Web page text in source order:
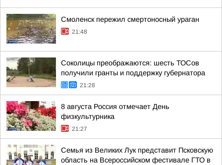
Смоленск пережил смертоносный ураган
21:48
Соколицы преображаются: шесть ТОСов
получили гранты и поддержку губернатора
21:28
8 августа Россия отмечает День
физкультурника
21:27
Семья из Великих Лук представит Псковскую
область на Всероссийском фестивале ГТО в